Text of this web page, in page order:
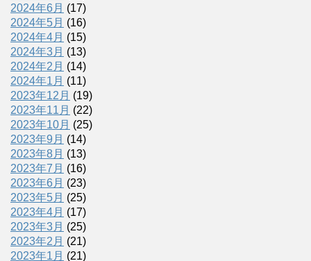
2024年6月 (17)
2024年5月 (16)
2024年4月 (15)
2024年3月 (13)
2024年2月 (14)
2024年1月 (11)
2023年12月 (19)
2023年11月 (22)
2023年10月 (25)
2023年9月 (14)
2023年8月 (13)
2023年7月 (16)
2023年6月 (23)
2023年5月 (25)
2023年4月 (17)
2023年3月 (25)
2023年2月 (21)
2023年1月 (21)